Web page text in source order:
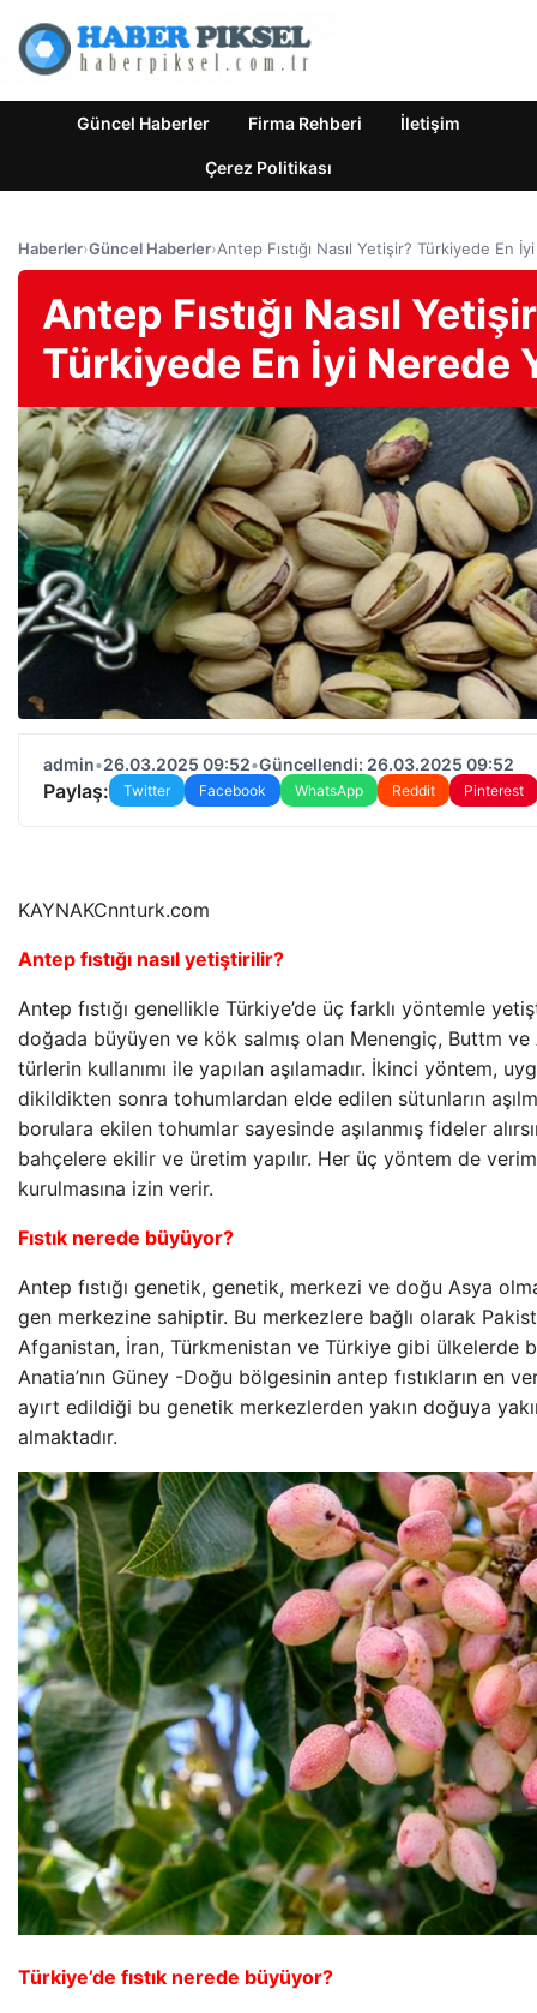
Güncel Haberler Firma Rehberi İletişim
Çerez Politikası
Haberler›Güncel Haberler›Antep Fıstığı Nasıl Yetişir? Türkiyede En
Antep Fıstığı Nasıl
Türkiyede En İyi Nerede
admin•26.03.2025 09:52•Güncellendi: 26.03.2025 09:52
Paylaş: Twitter Facebook WhatsApp Reddit Pinterest
KAYNAKCnnturk.com
Antep fıstığı nasıl yetiştirilir?
Antep fıstığı genellikle Türkiye’de üç farklı yöntemle
doğada büyüyen ve kök salmış olan Menengiç, Buttm ve
türlerin kullanımı ile yapılan aşılamadır. İkinci yöntem,
dikildikten sonra tohumlardan elde edilen sütunların
borulara ekilen tohumlar sayesinde aşılanmış fideler
bahçelere ekilir ve üretim yapılır. Her üç yöntem de
kurulmasına izin verir.
Fıstık nerede büyüyor?
Antep fıstığı genetik, genetik, merkezi ve doğu Asya
gen merkezine sahiptir. Bu merkezlere bağlı olarak
Afganistan, İran, Türkmenistan ve Türkiye gibi ülkelerde
Anatia’nın Güney -Doğu bölgesinin antep fıstıkların en
ayırt edildiği bu genetik merkezlerden yakın doğuya
almaktadır.
Türkiye’de fıstık nerede büyüyor?